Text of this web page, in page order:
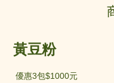
黃豆粉
優惠3包$1000元